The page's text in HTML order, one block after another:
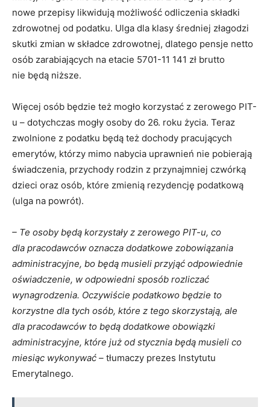
nowe przepisy likwidują możliwość odliczenia składki
zdrowotnej od podatku. Ulga dla klasy średniej złagodzi
skutki zmian w składce zdrowotnej, dlatego pensje netto
osób zarabiających na etacie 5701-11 141 zł brutto
nie będą niższe.
Więcej osób będzie też mogło korzystać z zerowego PIT-
u – dotychczas mogły osoby do 26. roku życia. Teraz
zwolnione z podatku będą też dochody pracujących
emerytów, którzy mimo nabycia uprawnień nie pobierają
świadczenia, przychody rodzin z przynajmniej czwórką
dzieci oraz osób, które zmienią rezydencję podatkową
(ulga na powrót).
– Te osoby będą korzystały z zerowego PIT-u, co
dla pracodawców oznacza dodatkowe zobowiązania
administracyjne, bo będą musieli przyjąć odpowiednie
oświadczenie, w odpowiedni sposób rozliczać
wynagrodzenia. Oczywiście podatkowo będzie to
korzystne dla tych osób, które z tego skorzystają, ale
dla pracodawców to będą dodatkowe obowiązki
administracyjne, które już od stycznia będą musieli co
miesiąc wykonywać – tłumaczy prezes Instytutu
Emerytalnego.